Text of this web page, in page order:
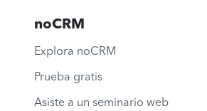
noCRM
Explora noCRM
Prueba gratis
Asiste a un seminario web